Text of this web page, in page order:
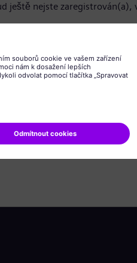
ještě nejste zaregistrován(a),